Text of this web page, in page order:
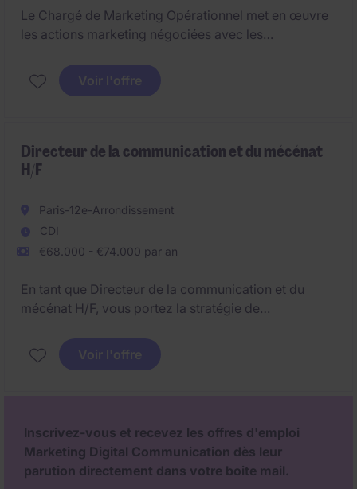
Le Chargé de Marketing Opérationnel met en œuvre
les actions marketing négociées avec les
réseau de pharmacies PharmaBest. Il coordonne les
supports de communication (magazine, PLV,
points de vente.
Voir l'offre
Directeur de la communication et du mécénat
H/F
Paris-12e-Arrondissement
CDI
€68.000 - €74.000 par an
En tant que Directeur de la communication et du
mécénat H/F, vous portez la stratégie de
l'organisation. Véritable partenaire de la Présidence
et de la Direction générale, vous impulsez une vision,
Voir l'offre
Inscrivez-vous et recevez les offres d'emploi
Marketing Digital Communication dès leur
parution directement dans votre boite mail.